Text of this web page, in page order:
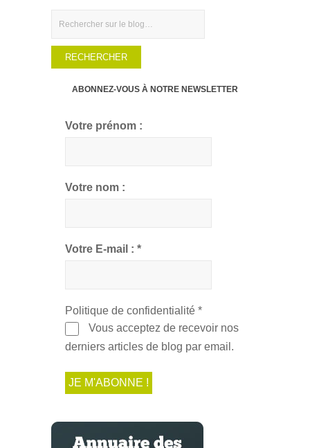
ABONNEZ-VOUS À NOTRE NEWSLETTER
Votre prénom :
Votre nom :
Votre E-mail : *
Politique de confidentialité *
Vous acceptez de recevoir nos
derniers articles de blog par email.